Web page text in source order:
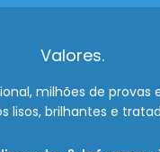
Valores.
milhões de provas
lisos, brilhantes e